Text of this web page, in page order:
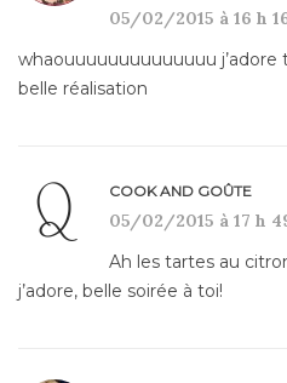
05/02/2015 à 16 h
whaouuuuuuuuuuuuuu
belle réalisation
COOK AND GOÛTE
05/02/2015 à 17 h
Ah les tartes au
j’adore, belle soirée à toi!